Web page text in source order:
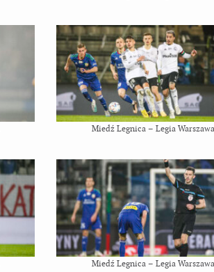
Miedź Legnica – Legia Warszawa
Miedź Legnica – Legia Warszawa